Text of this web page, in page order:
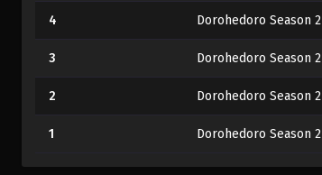
4 Dorohedoro Season 2
3 Dorohedoro Season 2
2 Dorohedoro Season 2
1 Dorohedoro Season 2